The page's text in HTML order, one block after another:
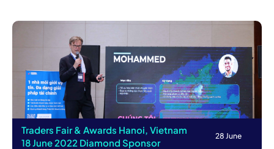
Traders Fair & Awards Hanoi, Vietnam
18 June 2022 Diamond Sponsor
28 June